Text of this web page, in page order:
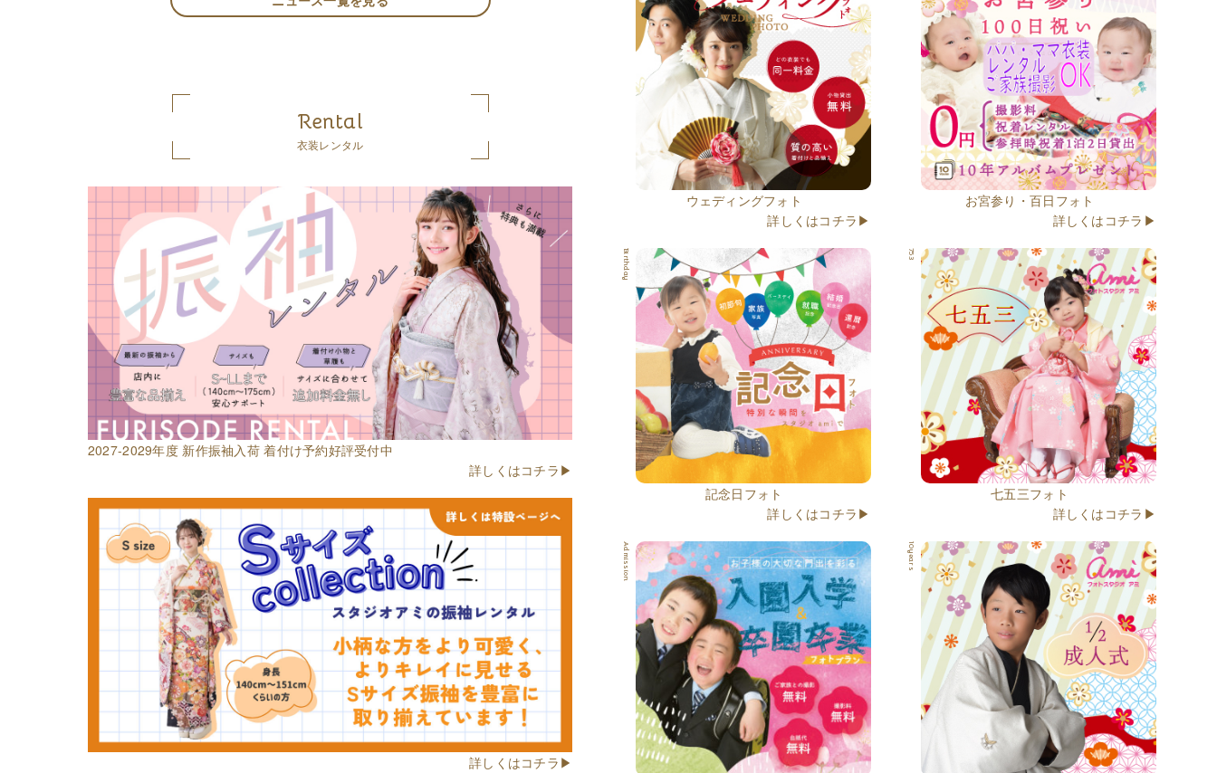
Rental
衣装レンタル
2027-2029年度 新作振袖入荷 着付け予約好評受付中
詳しくはコチラ▶
詳しくはコチラ▶
ウェディングフォト
詳しくはコチラ▶
お宮参り・百日フォト
詳しくはコチラ▶
Birthday
記念日フォト
詳しくはコチラ▶
753
七五三フォト
詳しくはコチラ▶
Admission 10years